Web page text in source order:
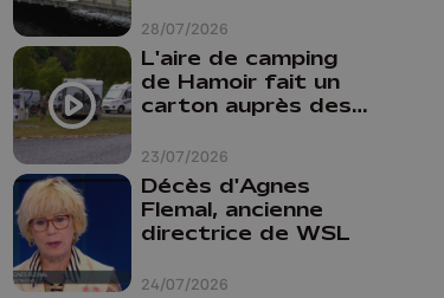
28/07/2026
budget pour le
faire
23/07/2026
L'aire de camping
de Hamoir fait un
carton auprès des
24/07/2026
Décès d'Agnes
Flemal, ancienne
directrice de WSL